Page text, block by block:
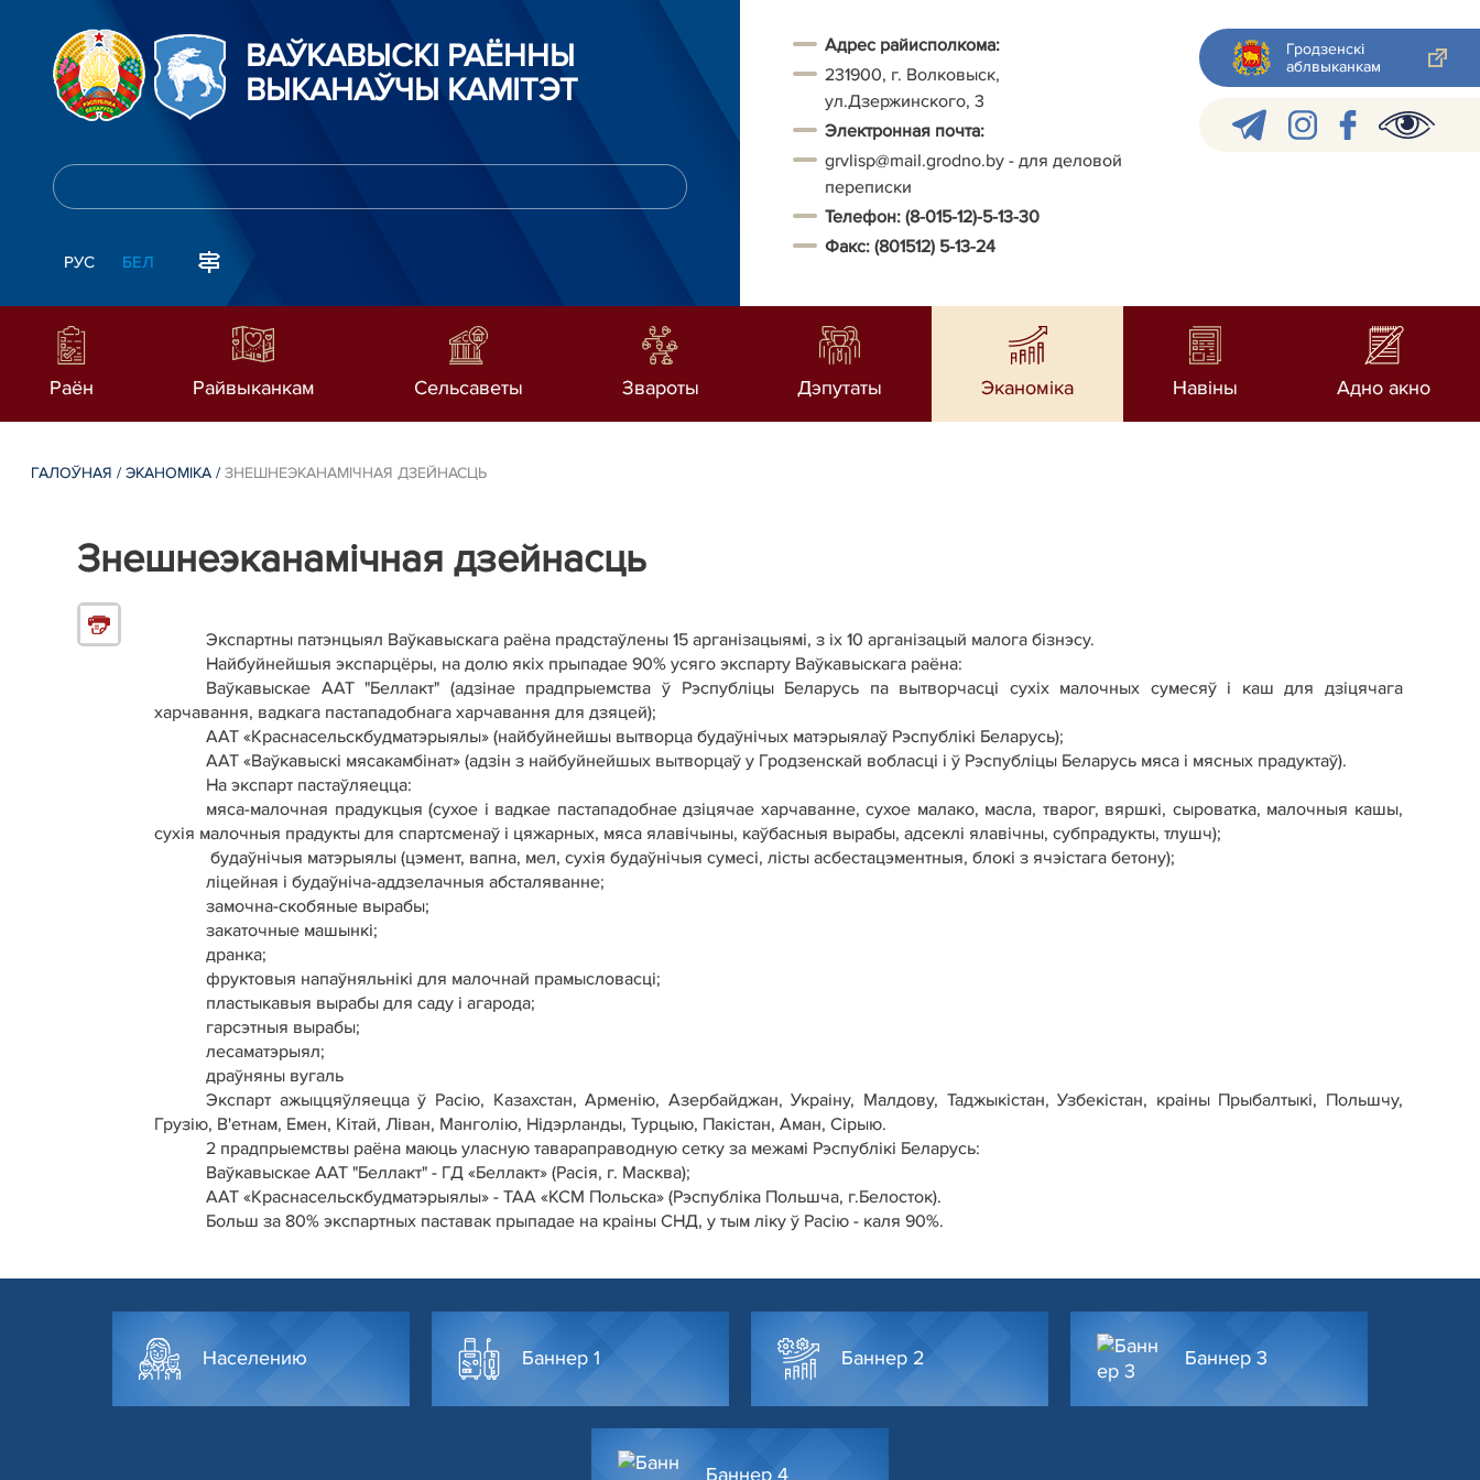
ВАЎКАВЫСКІ РАЁННЫ
ВЫКАНАЎЧЫ КАМІТЭТ
РУС БЕЛ
Адрес райисполкома:
231900, г. Волковыск,
ул.Дзержинского, 3
Электронная почта:
grvlisp@mail.grodno.by - для деловой
переписки
Телефон: (8-015-12)-5-13-30
Факс: (801512) 5-13-24
Гродзенскі
аблвыканкам
Раён Райвыканкам Сельсаветы Звароты Дэпутаты Эканоміка Навiны Адно акно
ГАЛОЎНАЯ /ЭКАНОМІКА /ЗНЕШНЕЭКАНАМІЧНАЯ ДЗЕЙНАСЦЬ
Знешнеэканамічная дзейнасць
Экспартны патэнцыял Ваўкавыскага раёна прадстаўлены 15 арганізацыямі, з іх 10 арганізацый малога бізнэсу.
Найбуйнейшыя экспарцёры, на долю якіх прыпадае 90% усяго экспарту Ваўкавыскага раёна:
Ваўкавыскае ААТ "Беллакт" (адзінае прадпрыемства ў Рэспубліцы Беларусь па вытворчасці сухіх малочных сумесяў і каш для дзіцячага
харчавання, вадкага пастападобнага харчавання для дзяцей);
ААТ «Краснасельскбудматэрыялы» (найбуйнейшы вытворца будаўнічых матэрыялаў Рэспублікі Беларусь);
ААТ «Ваўкавыскі мясакамбінат» (адзін з найбуйнейшых вытворцаў у Гродзенскай вобласці і ў Рэспубліцы Беларусь мяса і мясных прадуктаў).
На экспарт пастаўляецца:
мяса-малочная прадукцыя (сухое і вадкае пастападобнае дзіцячае харчаванне, сухое малако, масла, тварог, вяршкі, сыроватка, малочныя кашы,
сухія малочныя прадукты для спартсменаў і цяжарных, мяса ялавічыны, каўбасныя вырабы, адсеклі ялавічны, субпрадукты, тлушч);
будаўнічыя матэрыялы (цэмент, вапна, мел, сухія будаўнічыя сумесі, лісты асбестацэментныя, блокі з ячэістага бетону);
ліцейная і будаўніча-аддзелачныя абсталяванне;
замочна-скобяные вырабы;
закаточные машынкі;
дранка;
фруктовыя напаўняльнікі для малочнай прамысловасці;
пластыкавыя вырабы для саду і агарода;
гарсэтныя вырабы;
лесаматэрыял;
драўняны вугаль
Экспарт ажыццяўляецца ў Расію, Казахстан, Арменію, Азербайджан, Украіну, Малдову, Таджыкістан, Узбекістан, краіны Прыбалтыкі, Польшчу,
Грузію, В'етнам, Емен, Кітай, Ліван, Манголію, Нідэрланды, Турцыю, Пакістан, Аман, Сірыю.
2 прадпрыемствы раёна маюць уласную тавараправодную сетку за межамі Рэспублікі Беларусь:
Ваўкавыскае ААТ "Беллакт" - ГД «Беллакт» (Расія, г. Масква);
ААТ «Краснасельскбудматэрыялы» - ТАА «КСМ Польска» (Рэспубліка Польшча, г.Белосток).
Больш за 80% экспартных паставак прыпадае на краіны СНД, у тым ліку ў Расію - каля 90%.
Населению Баннер 1 Баннер 2 Баннер 3
Баннер 4